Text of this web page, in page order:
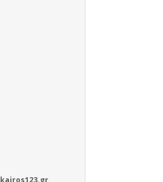
kairos123.gr